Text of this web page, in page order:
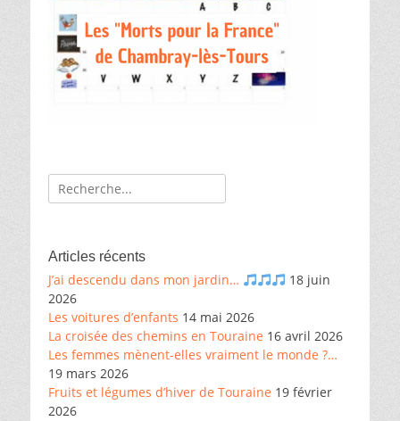
Recherche
de:
Articles récents
J’ai descendu dans mon jardin…
18 juin
2026
Les voitures d’enfants 14 mai 2026
La croisée des chemins en Touraine 16 avril 2026
Les femmes mènent-elles vraiment le monde ?…
19 mars 2026
Fruits et légumes d’hiver de Touraine 19 février
2026